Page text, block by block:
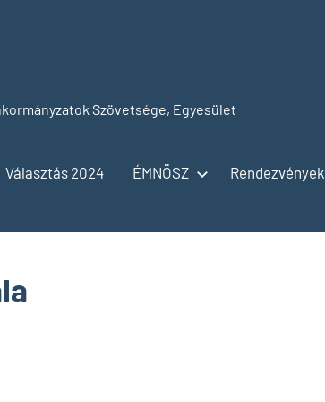
Szövetsége, Egyesület
Választás 2024 ÉMNÖSZ Rendezvények